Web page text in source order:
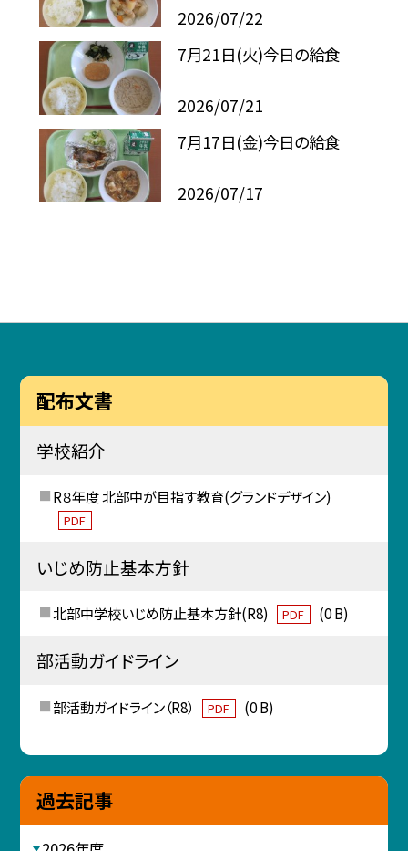
2026/07/22
7月21日(火)今日の給食
2026/07/21
7月17日(金)今日の給食
2026/07/17
配布文書
学校紹介
R８年度 北部中が目指す教育(グランドデザイン)
PDF
いじめ防止基本方針
北部中学校いじめ防止基本方針(R8) PDF (0 B)
部活動ガイドライン
部活動ガイドライン（R8） PDF (0 B)
過去記事